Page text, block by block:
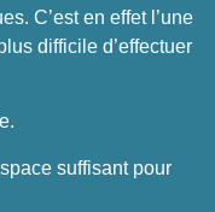
C’est en effet l’une
difficile d’effectuer
suffisant pour